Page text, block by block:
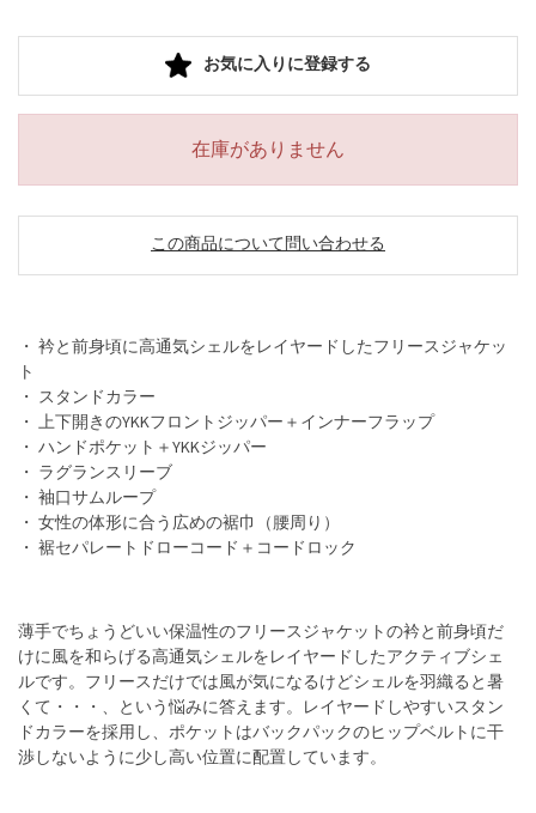
お気に入りに登録する
在庫がありません
この商品について問い合わせる
・ 衿と前身頃に高通気シェルをレイヤードしたフリースジャケッ
ト
・ スタンドカラー
・ 上下開きのYKKフロントジッパー＋インナーフラップ
・ ハンドポケット＋YKKジッパー
・ ラグランスリーブ
・ 袖口サムループ
・ 女性の体形に合う広めの裾巾（腰周り）
・ 裾セパレートドローコード＋コードロック
薄手でちょうどいい保温性のフリースジャケットの衿と前身頃だ
けに風を和らげる高通気シェルをレイヤードしたアクティブシェ
ルです。フリースだけでは風が気になるけどシェルを羽織ると暑
くて・・・、という悩みに答えます。レイヤードしやすいスタン
ドカラーを採用し、ポケットはバックパックのヒップベルトに干
渉しないように少し高い位置に配置しています。